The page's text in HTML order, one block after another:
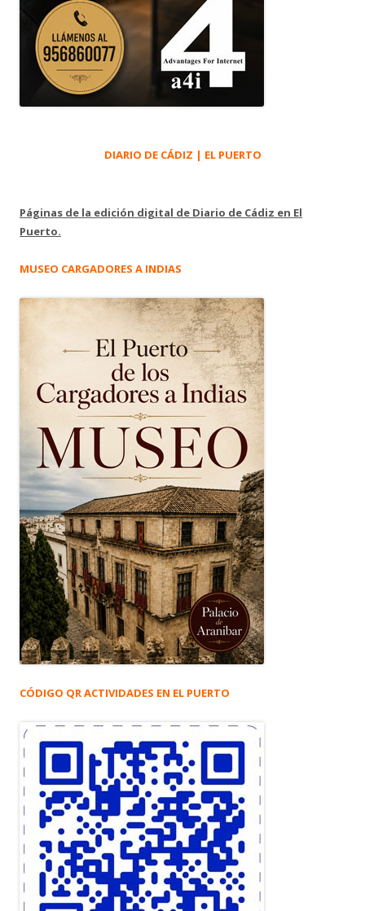
DIARIO DE CÁDIZ | EL PUERTO
Páginas de la edición digital de Diario de Cádiz en El
Puerto.
MUSEO CARGADORES A INDIAS
CÓDIGO QR ACTIVIDADES EN EL PUERTO